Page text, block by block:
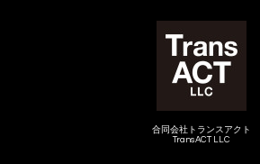
合同会社トランスアクト
TransACT LLC